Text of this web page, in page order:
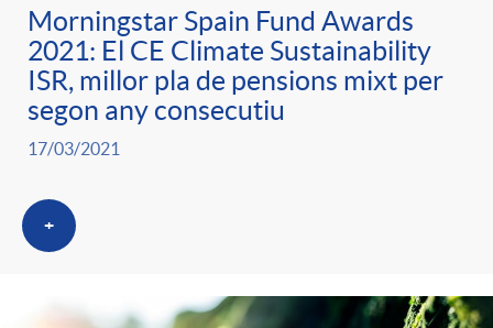
Morningstar Spain Fund Awards
2021: El CE Climate Sustainability
ISR, millor pla de pensions mixt per
segon any consecutiu
17/03/2021
+